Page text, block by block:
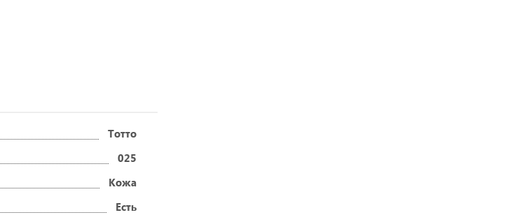
Тотто
025
Кожа
Есть